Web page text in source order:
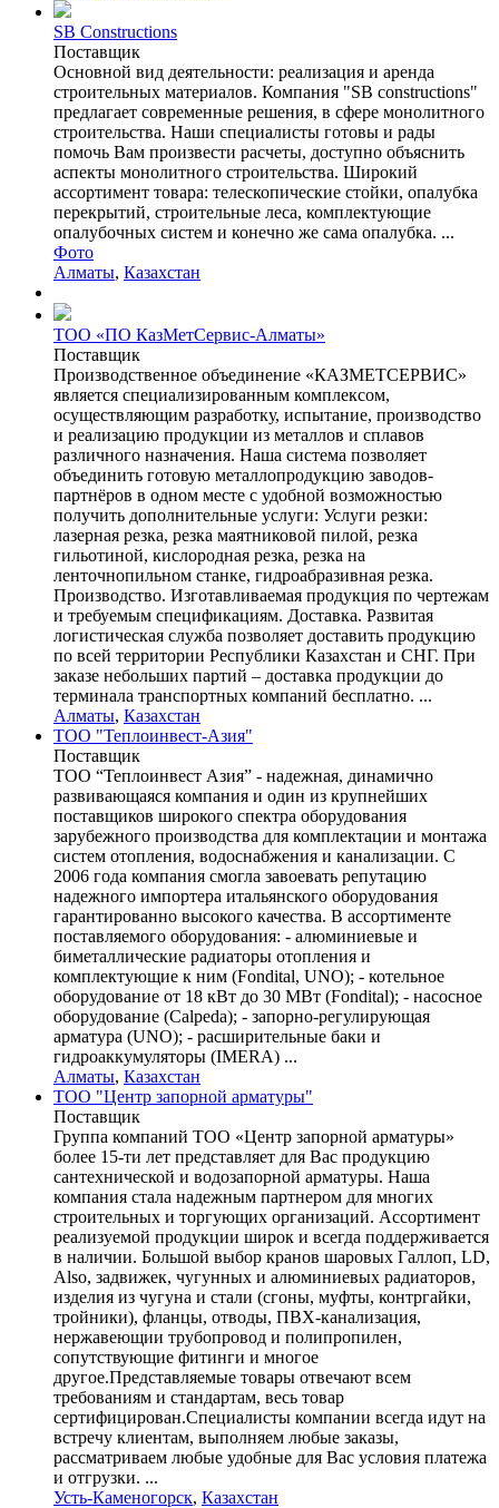
SB Constructions
Поставщик
Основной вид деятельности: реализация и аренда
строительных материалов. Компания "SB constructions"
предлагает современные решения, в сфере монолитного
строительства. Наши специалисты готовы и рады
помочь Вам произвести расчеты, доступно объяснить
аспекты монолитного строительства. Широкий
ассортимент товара: телескопические стойки, опалубка
перекрытий, строительные леса, комплектующие
опалубочных систем и конечно же сама опалубка. ...
Фото
Алматы, Казахстан
ТОО «ПО КазМетСервис-Алматы»
Поставщик
Производственное объединение «КАЗМЕТСЕРВИС»
является специализированным комплексом,
осуществляющим разработку, испытание, производство
и реализацию продукции из металлов и сплавов
различного назначения. Наша система позволяет
объединить готовую металлопродукцию заводов-
партнёров в одном месте с удобной возможностью
получить дополнительные услуги: Услуги резки:
лазерная резка, резка маятниковой пилой, резка
гильотиной, кислородная резка, резка на
ленточнопильном станке, гидроабразивная резка.
Производство. Изготавливаемая продукция по чертежам
и требуемым спецификациям. Доставка. Развитая
логистическая служба позволяет доставить продукцию
по всей территории Республики Казахстан и СНГ. При
заказе небольших партий – доставка продукции до
терминала транспортных компаний бесплатно. ...
Алматы, Казахстан
ТОО "Теплоинвест-Азия"
Поставщик
ТОО “Теплоинвест Азия” - надежная, динамично
развивающаяся компания и один из крупнейших
поставщиков широкого спектра оборудования
зарубежного производства для комплектации и монтажа
систем отопления, водоснабжения и канализации. С
2006 года компания смогла завоевать репутацию
надежного импортера итальянского оборудования
гарантированно высокого качества. В ассортименте
поставляемого оборудования: - алюминиевые и
биметаллические радиаторы отопления и
комплектующие к ним (Fondital, UNO); - котельное
оборудование от 18 кВт до 30 МВт (Fondital); - насосное
оборудование (Calpeda); - запорно-регулирующая
арматура (UNO); - расширительные баки и
гидроаккумуляторы (IMERA) ...
Алматы, Казахстан
ТОО "Центр запорной арматуры"
Поставщик
Группа компаний ТОО «Центр запорной арматуры»
более 15-ти лет представляет для Вас продукцию
сантехнической и водозапорной арматуры. Наша
компания стала надежным партнером для многих
строительных и торгующих организаций. Ассортимент
реализуемой продукции широк и всегда поддерживается
в наличии. Большой выбор кранов шаровых Галлоп, LD,
Also, задвижек, чугунных и алюминиевых радиаторов,
изделия из чугуна и стали (сгоны, муфты, контргайки,
тройники), фланцы, отводы, ПВХ-канализация,
нержавеющии трубопровод и полипропилен,
сопутствующие фитинги и многое
другое.Представляемые товары отвечают всем
требованиям и стандартам, весь товар
сертифицирован.Специалисты компании всегда идут на
встречу клиентам, выполняем любые заказы,
рассматриваем любые удобные для Вас условия платежа
и отгрузки. ...
Усть-Каменогорск, Казахстан